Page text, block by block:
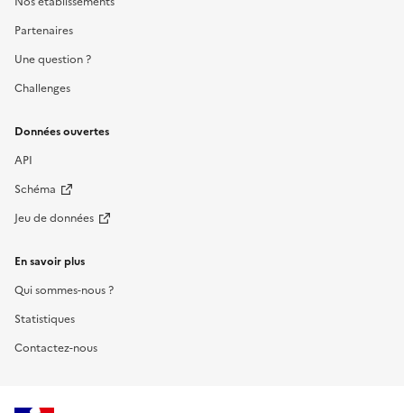
Partenaires
Une question ?
Challenges
Données ouvertes
API
Schéma
Jeu de données
En savoir plus
Qui sommes-nous ?
Statistiques
Contactez-nous